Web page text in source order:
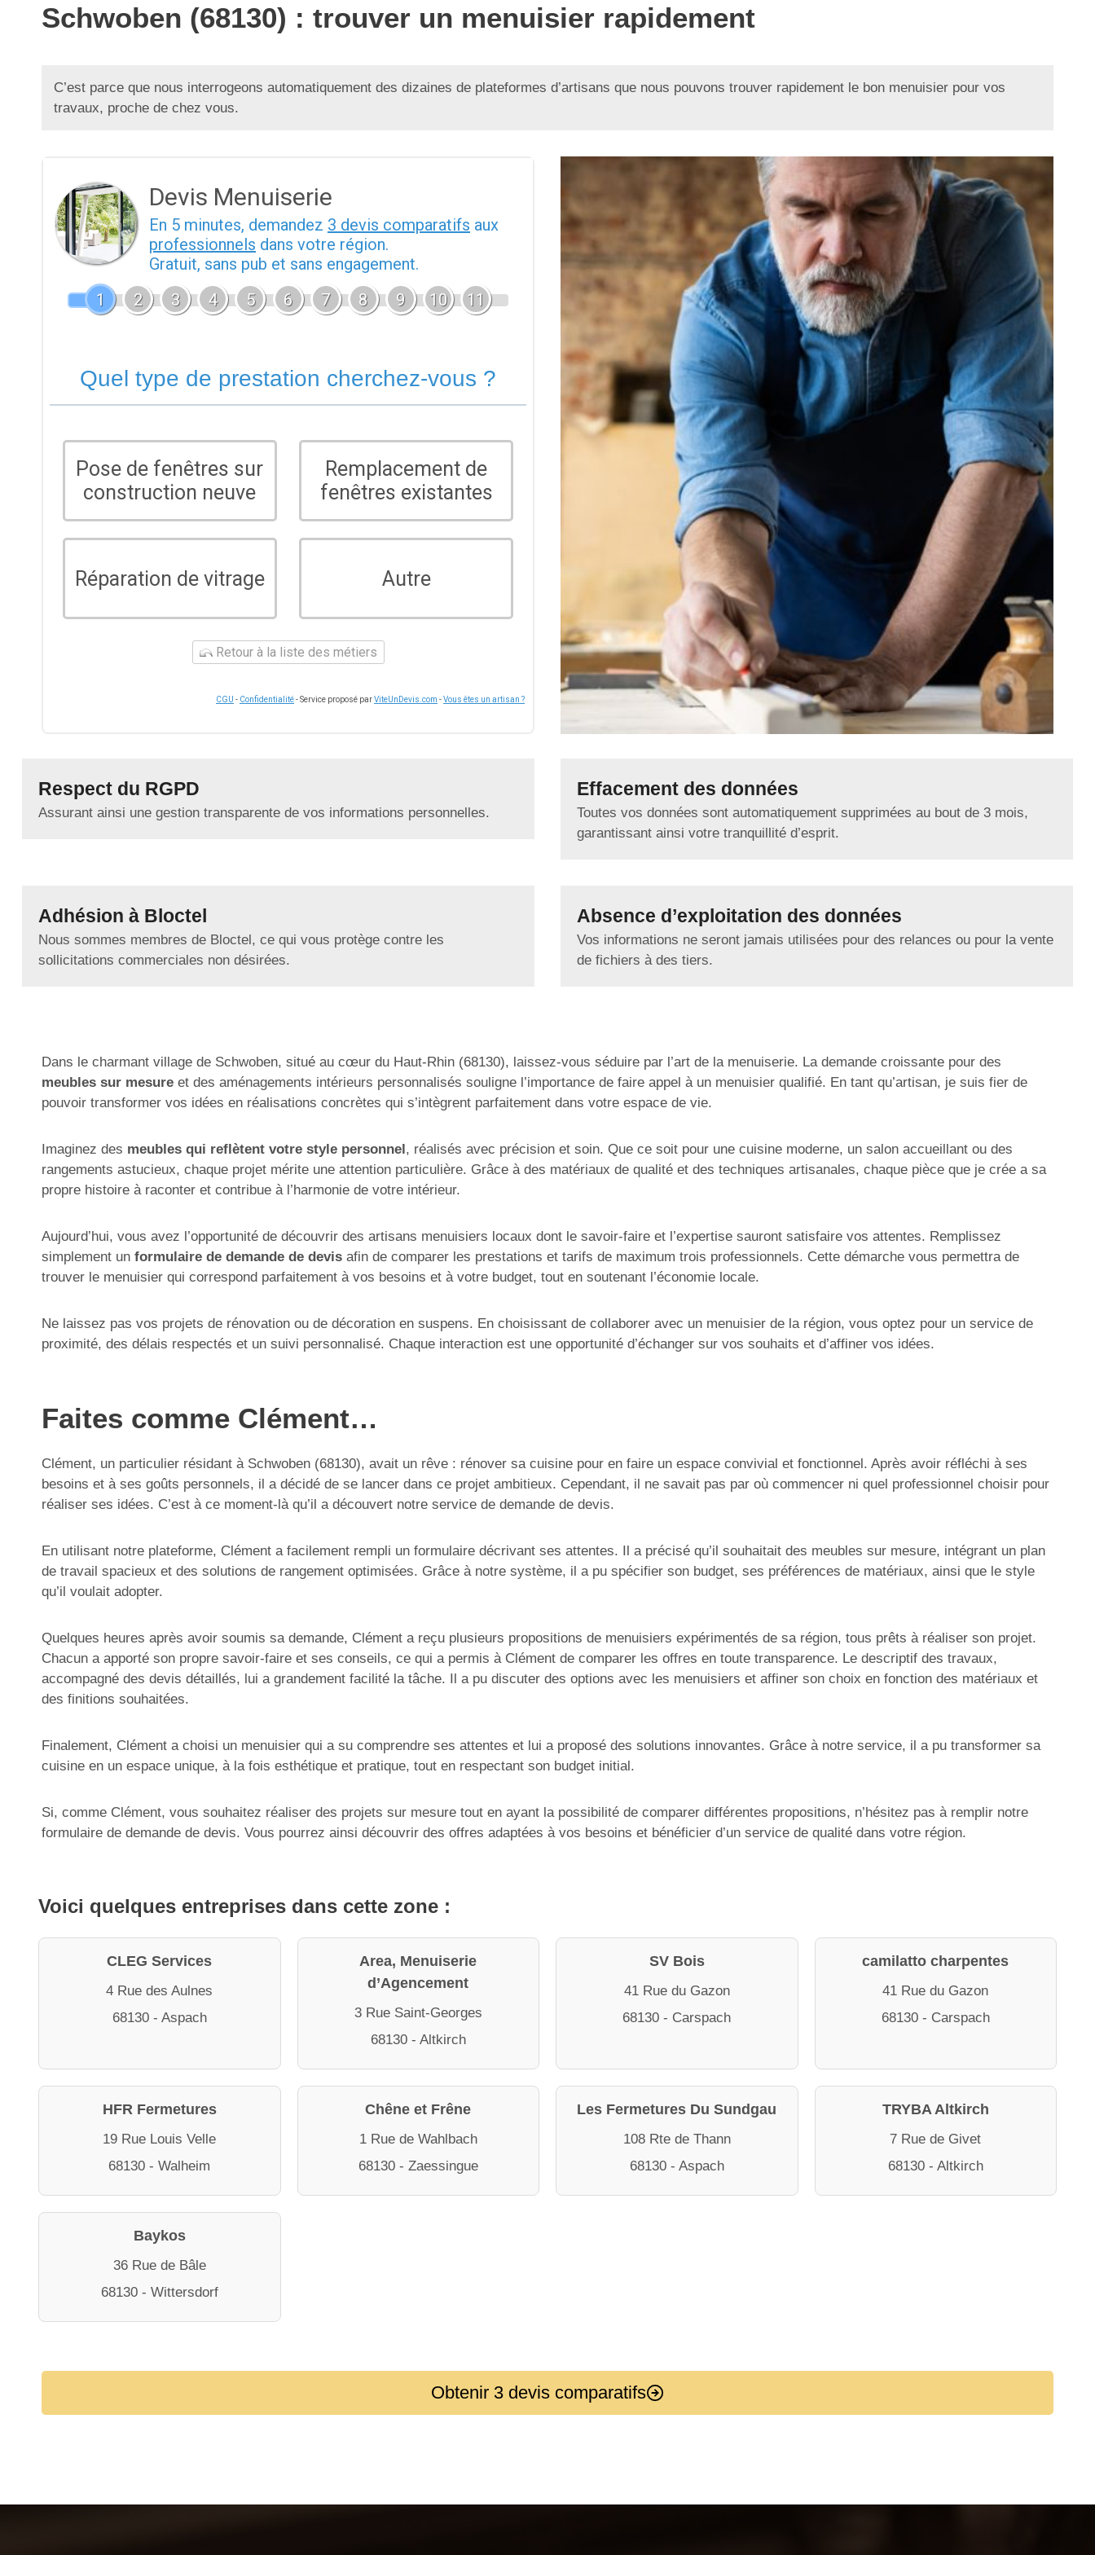
Schwoben (68130) : trouver un menuisier rapidement
C’est parce que nous interrogeons automatiquement des dizaines de plateformes d’artisans que nous pouvons trouver rapidement le bon menuisier pour vos
travaux, proche de chez vous.
Devis Menuiserie
En 5 minutes, demandez 3 devis comparatifs aux
professionnels dans votre région.
Gratuit, sans pub et sans engagement.
1
2 3 4 5 6 7 8 9 10 11
Quel type de prestation cherchez-vous ?
Pose de fenêtres sur
construction neuve
Remplacement de
fenêtres existantes
Réparation de vitrage Autre
Retour à la liste des métiers
CGU - Confidentialité- Service proposé parViteUnDevis.com -Vous êtes un artisan ?
Respect du RGPD
Assurant ainsi une gestion transparente de vos informations personnelles.
Effacement des données
Toutes vos données sont automatiquement supprimées au bout de 3 mois,
garantissant ainsi votre tranquillité d’esprit.
Adhésion à Bloctel
Nous sommes membres de Bloctel, ce qui vous protège contre les
sollicitations commerciales non désirées.
Absence d’exploitation des données
Vos informations ne seront jamais utilisées pour des relances ou pour la vente
de fichiers à des tiers.
Dans le charmant village de Schwoben, situé au cœur du Haut-Rhin (68130), laissez-vous séduire par l’art de la menuiserie. La demande croissante pour des
meubles sur mesure et des aménagements intérieurs personnalisés souligne l’importance de faire appel à un menuisier qualifié. En tant qu’artisan, je suis fier de
pouvoir transformer vos idées en réalisations concrètes qui s’intègrent parfaitement dans votre espace de vie.
Imaginez des meubles qui reflètent votre style personnel , réalisés avec précision et soin. Que ce soit pour une cuisine moderne, un salon accueillant ou des
rangements astucieux, chaque projet mérite une attention particulière. Grâce à des matériaux de qualité et des techniques artisanales, chaque pièce que je crée a sa
propre histoire à raconter et contribue à l’harmonie de votre intérieur.
Aujourd’hui, vous avez l’opportunité de découvrir des artisans menuisiers locaux dont le savoir-faire et l’expertise sauront satisfaire vos attentes. Remplissez
simplement un formulaire de demande de devis afin de comparer les prestations et tarifs de maximum trois professionnels. Cette démarche vous permettra de
trouver le menuisier qui correspond parfaitement à vos besoins et à votre budget, tout en soutenant l’économie locale.
Ne laissez pas vos projets de rénovation ou de décoration en suspens. En choisissant de collaborer avec un menuisier de la région, vous optez pour un service de
proximité, des délais respectés et un suivi personnalisé. Chaque interaction est une opportunité d’échanger sur vos souhaits et d’affiner vos idées.
Faites comme Clément…
Clément, un particulier résidant à Schwoben (68130), avait un rêve : rénover sa cuisine pour en faire un espace convivial et fonctionnel. Après avoir réfléchi à ses
besoins et à ses goûts personnels, il a décidé de se lancer dans ce projet ambitieux. Cependant, il ne savait pas par où commencer ni quel professionnel choisir pour
réaliser ses idées. C’est à ce moment-là qu’il a découvert notre service de demande de devis.
En utilisant notre plateforme, Clément a facilement rempli un formulaire décrivant ses attentes. Il a précisé qu’il souhaitait des meubles sur mesure, intégrant un plan
de travail spacieux et des solutions de rangement optimisées. Grâce à notre système, il a pu spécifier son budget, ses préférences de matériaux, ainsi que le style
qu’il voulait adopter.
Quelques heures après avoir soumis sa demande, Clément a reçu plusieurs propositions de menuisiers expérimentés de sa région, tous prêts à réaliser son projet.
Chacun a apporté son propre savoir-faire et ses conseils, ce qui a permis à Clément de comparer les offres en toute transparence. Le descriptif des travaux,
accompagné des devis détaillés, lui a grandement facilité la tâche. Il a pu discuter des options avec les menuisiers et affiner son choix en fonction des matériaux et
des finitions souhaitées.
Finalement, Clément a choisi un menuisier qui a su comprendre ses attentes et lui a proposé des solutions innovantes. Grâce à notre service, il a pu transformer sa
cuisine en un espace unique, à la fois esthétique et pratique, tout en respectant son budget initial.
Si, comme Clément, vous souhaitez réaliser des projets sur mesure tout en ayant la possibilité de comparer différentes propositions, n’hésitez pas à remplir notre
formulaire de demande de devis. Vous pourrez ainsi découvrir des offres adaptées à vos besoins et bénéficier d’un service de qualité dans votre région.
Voici quelques entreprises dans cette zone :
CLEG Services
4 Rue des Aulnes
68130 - Aspach
Area, Menuiserie
d’Agencement
3 Rue Saint-Georges
68130 - Altkirch
SV Bois
41 Rue du Gazon
68130 - Carspach
camilatto charpentes
41 Rue du Gazon
68130 - Carspach
HFR Fermetures
19 Rue Louis Velle
68130 - Walheim
Chêne et Frêne
1 Rue de Wahlbach
68130 - Zaessingue
Les Fermetures Du Sundgau
108 Rte de Thann
68130 - Aspach
TRYBA Altkirch
7 Rue de Givet
68130 - Altkirch
Baykos
36 Rue de Bâle
68130 - Wittersdorf
Obtenir 3 devis comparatifs